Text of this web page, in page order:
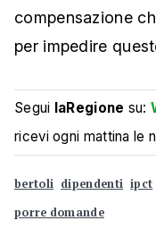
compensazione
per impedire
Segui laRegione su:
ricevi ogni mattina le
bertoli dipendenti ipct
porre domande